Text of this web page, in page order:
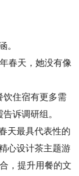
。
春天，她没有像
住宿有更多需
诉调研组。
天最具代表性的
心设计茶主题游
，提升用餐的文